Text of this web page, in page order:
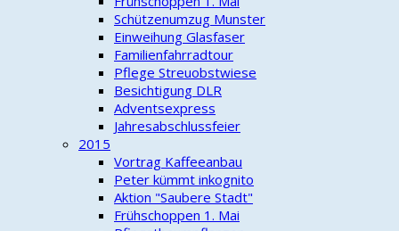
Schützenumzug Munster
Einweihung Glasfaser
Familienfahrradtour
Pflege Streuobstwiese
Besichtigung DLR
Adventsexpress
Jahresabschlussfeier
2015
Vortrag Kaffeeanbau
Peter kümmt inkognito
Aktion "Saubere Stadt"
Frühschoppen 1. Mai